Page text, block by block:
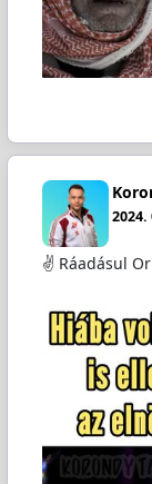
2024.
✌️ Ráadásul